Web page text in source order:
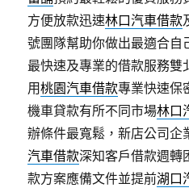
方便放款迅速林口汽車借款
號團隊幫助你做出最適合自
最快速及專業的借款服務雙
用桃園汽車借款專業快速保
機車貸款有所不同市場林口
辦條件最寬鬆，新店公司企
汽車借款深知客戶借款週轉
款方案應備文件並提前湖口